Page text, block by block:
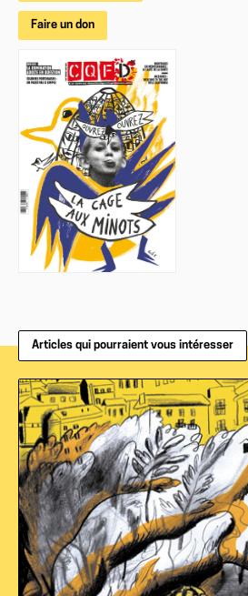
Faire un don
Articles qui pourraient vous intéresser